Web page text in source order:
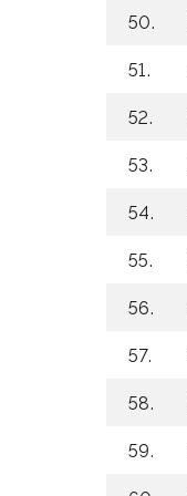
50.
51.
52.
53.
54.
55.
56.
57.
58.
59.